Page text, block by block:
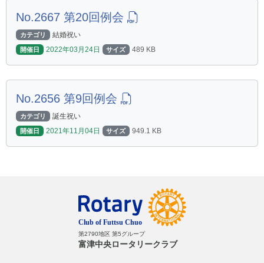
No.2667 第20回例会
カテゴリ 結婚祝い
開催日 2022年03月24日 サイズ 489 KB
No.2656 第9回例会
カテゴリ 誕生祝い
開催日 2021年11月04日 サイズ 949.1 KB
第2790地区 第5グループ
富津中央ロータリークラブ